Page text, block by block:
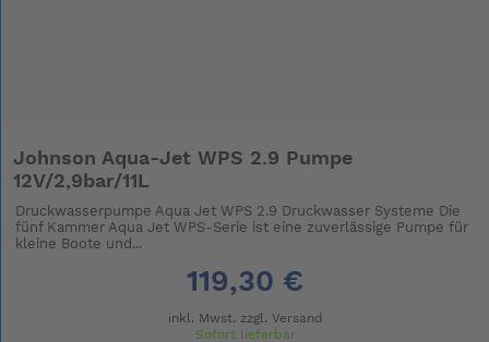
Johnson Aqua-Jet WPS 2.9 Pumpe
12V/2,9bar/11L
Druckwasserpumpe Aqua Jet WPS 2.9 Druckwasser Systeme Die
fünf Kammer Aqua Jet WPS-Serie ist eine zuverlässige Pumpe für
kleine Boote und...
119,30 €
inkl. Mwst. zzgl. Versand
Sofort lieferbar